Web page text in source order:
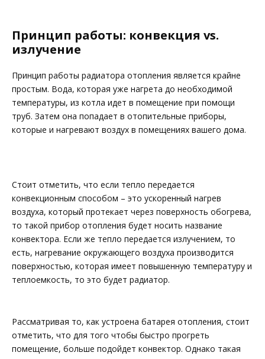
Принцип работы: конвекция vs.
излучение
Принцип работы радиатора отопления является крайне
простым. Вода, которая уже нагрета до необходимой
температуры, из котла идет в помещение при помощи
труб. Затем она попадает в отопительные приборы,
которые и нагревают воздух в помещениях вашего дома.
Стоит отметить, что если тепло передается
конвекционным способом – это ускоренный нагрев
воздуха, который протекает через поверхность обогрева,
то такой прибор отопления будет носить название
конвектора. Если же тепло передается излучением, то
есть, нагревание окружающего воздуха производится
поверхностью, которая имеет повышенную температуру и
теплоемкость, то это будет радиатор.
Рассматривая то, как устроена батарея отопления, стоит
отметить, что для того чтобы быстро прогреть
помещение, больше подойдет конвектор. Однако такая